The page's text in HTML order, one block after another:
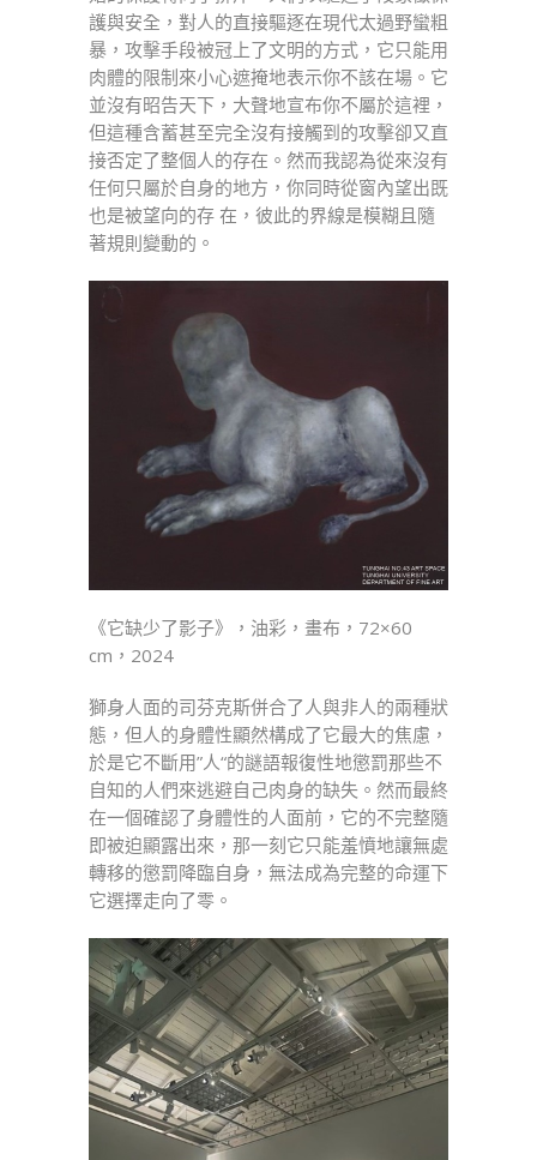
護與安全，對人的直接驅逐在現代太過野蠻粗
暴，攻擊手段被冠上了文明的方式，它只能用
肉體的限制來小心遮掩地表示你不該在場。它
並沒有昭告天下，大聲地宣布你不屬於這裡，
但這種含蓄甚至完全沒有接觸到的攻擊卻又直
接否定了整個人的存在。然而我認為從來沒有
任何只屬於自身的地方，你同時從窗內望出既
也是被望向的存 在，彼此的界線是模糊且隨
著規則變動的。
《它缺少了影子》，油彩，畫布，72×60
cm，2024
獅身人面的司芬克斯併合了人與非人的兩種狀
態，但人的身體性顯然構成了它最大的焦慮，
於是它不斷用”人“的謎語報復性地懲罰那些不
自知的人們來逃避自己肉身的缺失。然而最終
在一個確認了身體性的人面前，它的不完整隨
即被迫顯露出來，那一刻它只能羞憤地讓無處
轉移的懲罰降臨自身，無法成為完整的命運下
它選擇走向了零。